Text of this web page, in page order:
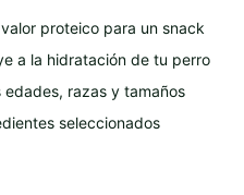
proteico para un snack
a la hidratación de tu perro
razas y tamaños
seleccionados